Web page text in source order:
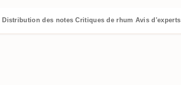
Distribution des notes Critiques de rhum Avis d'experts